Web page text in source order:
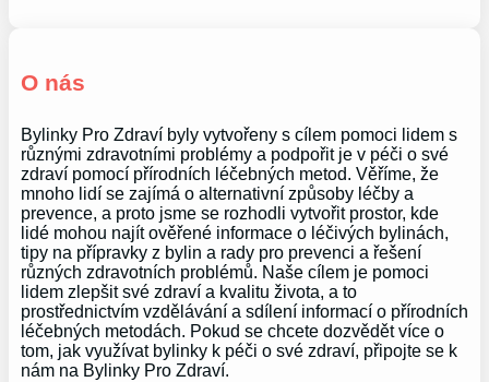
O nás
Bylinky Pro Zdraví byly vytvořeny s cílem pomoci lidem s
různými zdravotními problémy a podpořit je v péči o své
zdraví pomocí přírodních léčebných metod. Věříme, že
mnoho lidí se zajímá o alternativní způsoby léčby a
prevence, a proto jsme se rozhodli vytvořit prostor, kde
lidé mohou najít ověřené informace o léčivých bylinách,
tipy na přípravky z bylin a rady pro prevenci a řešení
různých zdravotních problémů. Naše cílem je pomoci
lidem zlepšit své zdraví a kvalitu života, a to
prostřednictvím vzdělávání a sdílení informací o přírodních
léčebných metodách. Pokud se chcete dozvědět více o
tom, jak využívat bylinky k péči o své zdraví, připojte se k
nám na Bylinky Pro Zdraví.